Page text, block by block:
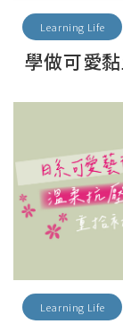
Learning Life
學做可愛
Learning Life